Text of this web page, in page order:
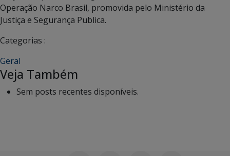
Operação Narco Brasil, promovida pelo Ministério da
Justiça e Segurança Publica.
Categorias :
Geral
Veja Também
Sem posts recentes disponíveis.